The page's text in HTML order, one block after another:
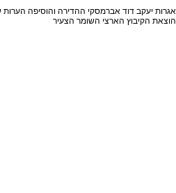
אגרות יעקב דוד אברמסקי ההדירה והוסיפה
הוצאת הקיבוץ הארצי השומר הצעיר